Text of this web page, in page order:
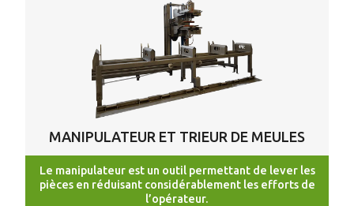
MANIPULATEUR ET TRIEUR DE MEULES
Le manipulateur est un outil permettant de lever les
pièces en réduisant considérablement les efforts de
l’opérateur.